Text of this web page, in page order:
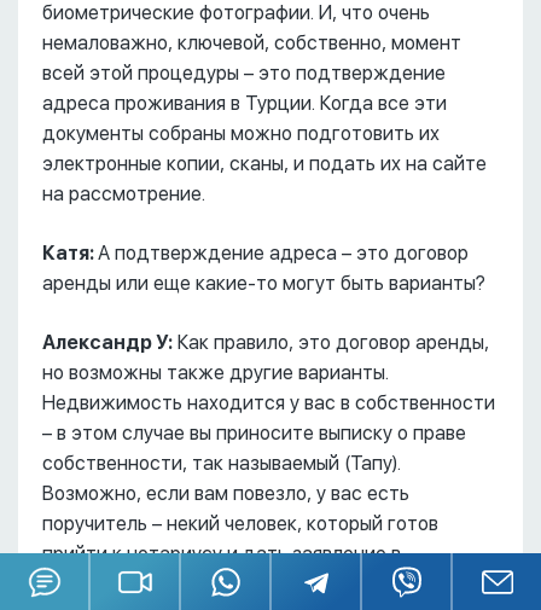
биометрические фотографии. И, что очень
немаловажно, ключевой, собственно, момент
всей этой процедуры – это подтверждение
адреса проживания в Турции. Когда все эти
документы собраны можно подготовить их
электронные копии, сканы, и подать их на сайте
на рассмотрение.
Катя:А подтверждение адреса – это договор
аренды или еще какие-то могут быть варианты?
Александр У: Как правило, это договор аренды,
но возможны также другие варианты.
Недвижимость находится у вас в собственности
– в этом случае вы приносите выписку о праве
собственности, так называемый (Тапу).
Возможно, если вам повезло, у вас есть
поручитель – некий человек, который готов
прийти к нотариусу и дать заявление в
письменном виде за его удостоверением, что вы